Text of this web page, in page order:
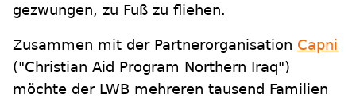
gezwungen, zu Fuß zu fliehen.
Zusammen mit der Partnerorganisation Capni
("Christian Aid Program Northern Iraq")
möchte der LWB mehreren tausend Familien